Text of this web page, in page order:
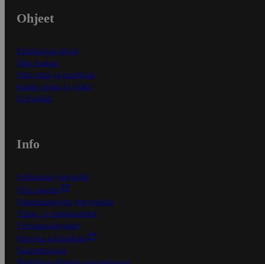
Ohjeet
Ensitilaajan ohjeet
Näin maksat
Näin tilaat ja muokkaat
Kaikki ohjeet ja vinkit
In English
Info
S-Business yrityksille
Oiva-raportit
Osuuskauppojen yhteystiedot
Tilaus- ja toimitusehdot
Tietosuojakäytäntö
Palvelun käyttöehdot
Saavutettavuus